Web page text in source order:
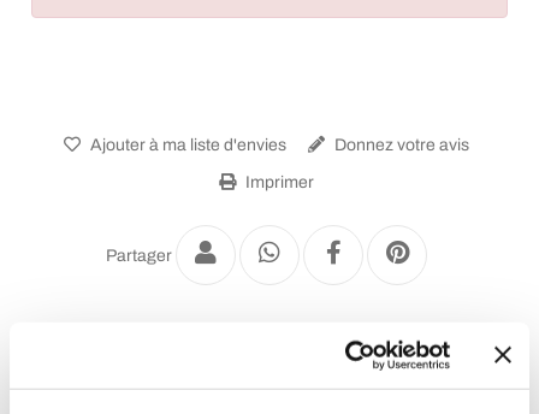
Ajouter à ma liste d'envies Donnez votre avis
Imprimer
Partager
Appliques Vintage